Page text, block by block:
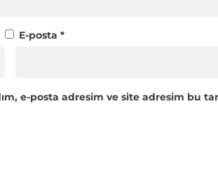
E-posta *
e-posta adresim ve site adresim bu